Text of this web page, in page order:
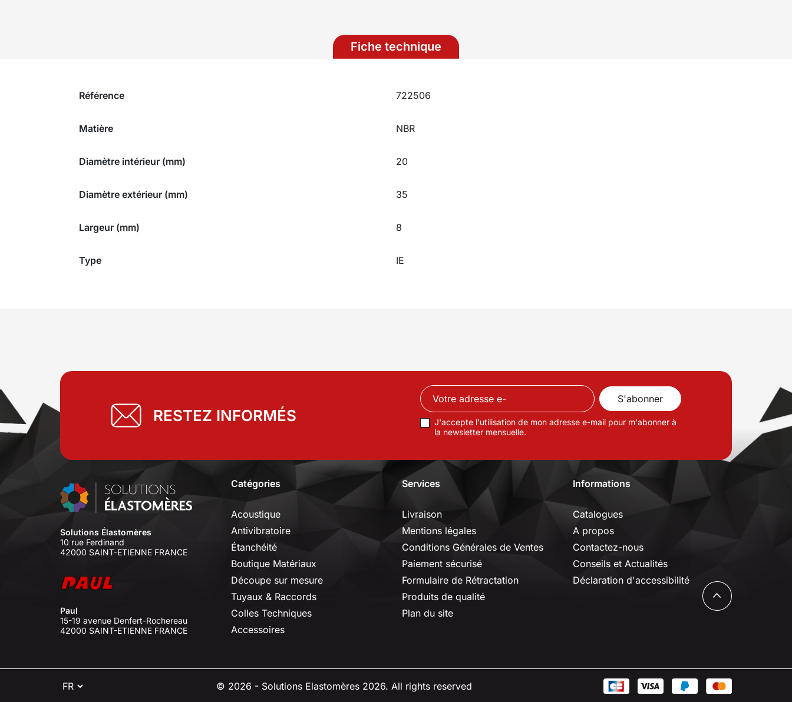
Fiche technique
Référence 722506
Matière NBR
Diamètre intérieur (mm) 20
Diamètre extérieur (mm) 35
Largeur (mm) 8
Type IE
RESTEZ INFORMÉS
J'accepte l'utilisation de mon adresse e-mail pour m'abonner à
la newsletter mensuelle.
Solutions Élastomères
10 rue Ferdinand
42000 SAINT-ETIENNE FRANCE
Paul
15-19 avenue Denfert-Rochereau
42000 SAINT-ETIENNE FRANCE
Catégories
Acoustique
Antivibratoire
Étanchéité
Boutique Matériaux
Découpe sur mesure
Tuyaux & Raccords
Colles Techniques
Accessoires
Services
Livraison
Mentions légales
Conditions Générales de Ventes
Paiement sécurisé
Formulaire de Rétractation
Produits de qualité
Plan du site
Informations
Catalogues
A propos
Contactez-nous
Conseils et Actualités
Déclaration d'accessibilité
© 2026 - Solutions Elastomères 2026. All rights reserved